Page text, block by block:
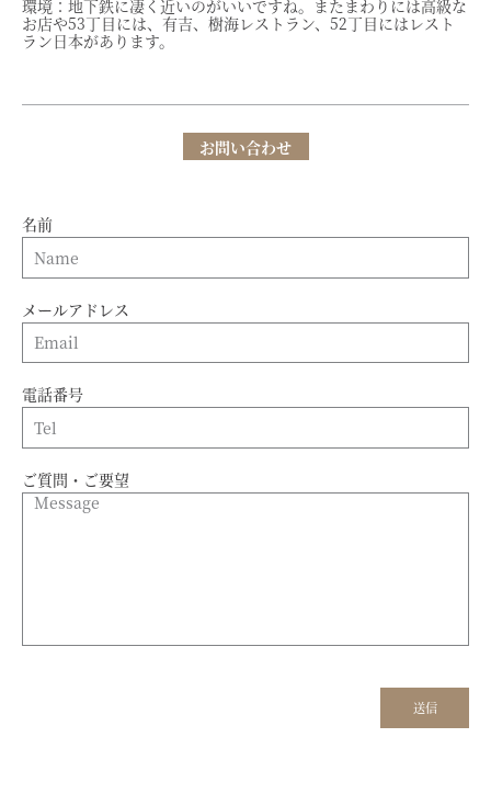
環境：地下鉄に凄く近いのがいいですね。またまわりには高級な
お店や53丁目には、有吉、樹海レストラン、52丁目にはレスト
ラン日本があります。
お問い合わせ
名前
メールアドレス
電話番号
ご質問・ご要望